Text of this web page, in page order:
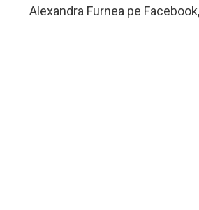
Alexandra Furnea pe